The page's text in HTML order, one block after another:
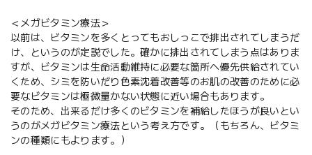
＜メガビタミン療法＞
以前は、ビタミンを多くとってもおしっこで排出されてしまうだ
け、というのが定説でした。確かに排出されてしまう点はありま
すが、ビタミンは生命活動維持に必要な箇所へ優先供給されてい
くため、シミを防いだり色素沈着改善等のお肌の改善のために必
要なビタミンは極微量かない状態に近い場合もあります。
そのため、出来るだけ多くのビタミンを補給したほうが良いとい
うのがメガビタミン療法という考え方です。（もちろん、ビタミ
ンの種類にもよります。）